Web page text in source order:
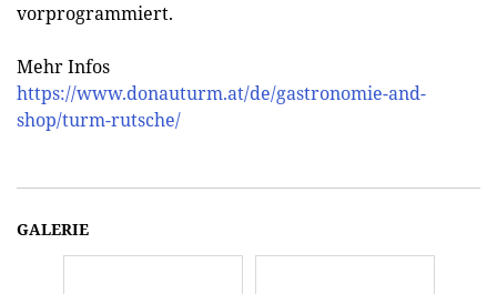
vorprogrammiert.
Mehr Infos
https://www.donauturm.at/de/gastronomie-and-
shop/turm-rutsche/
GALERIE